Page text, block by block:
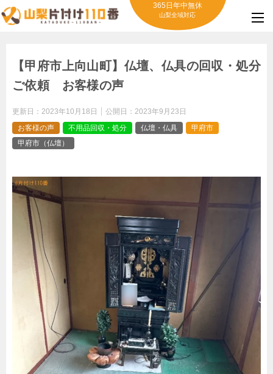
365日年中無休
山梨全域対応
【甲府市上向山町】仏壇、仏具の回収・処分
ご依頼 お客様の声
更新日： 2023年10月18日 公開日： 2023年9月23日
お客様の声
不用品回収・処分 仏壇・仏具
甲府市
甲府市（仏壇）